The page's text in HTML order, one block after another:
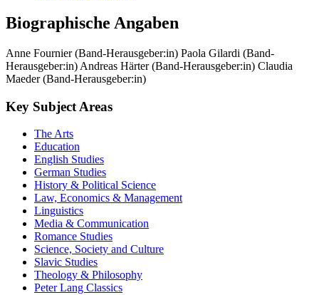
Biographische Angaben
Anne Fournier (Band-Herausgeber:in) Paola Gilardi (Band-
Herausgeber:in) Andreas Härter (Band-Herausgeber:in) Claudia
Maeder (Band-Herausgeber:in)
Key Subject Areas
The Arts
Education
English Studies
German Studies
History & Political Science
Law, Economics & Management
Linguistics
Media & Communication
Romance Studies
Science, Society and Culture
Slavic Studies
Theology & Philosophy
Peter Lang Classics